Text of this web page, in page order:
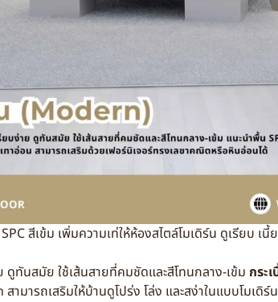
สีเข้ม เพิ่มความเท่ให้ห้องสไตล์โมเดิร์น ดูเรียบ เ
นสมัย ใช้เส้นสายที่คมชัดและสีโทนกลาง-เข้ม กระ
มารถเสริมให้บ้านดูโปร่ง โล่ง และสง่าในแบบโมเดิร์